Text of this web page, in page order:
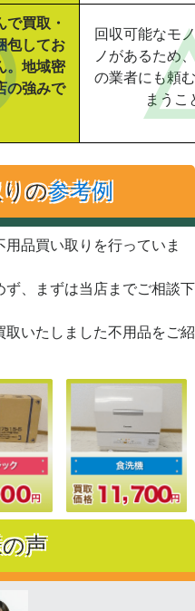
買取・
包してお
。地域密
の強みで
回収可能なモ
ノがあるため
の業者にも頼
まうこ
の参考例
品買い取りを行っていま
、まずは当店までご相談下
いたしました不用品をご紹
声